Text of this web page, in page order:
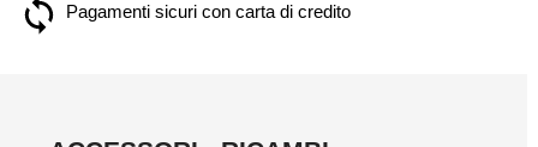
Pagamenti sicuri con carta di credito